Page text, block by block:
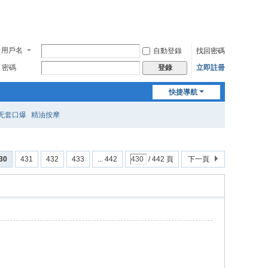
用戶名 自動登錄
找回密碼
密碼
登錄 立即註冊
快捷導航
套口爆 精油按摩
431 432 433 ... 442 / 442 頁 下一頁